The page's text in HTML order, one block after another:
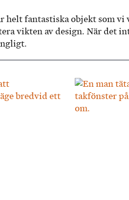
helt fantastiska objekt som
vikten av design. När det